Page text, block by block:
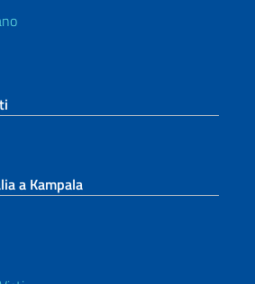
a Kampala